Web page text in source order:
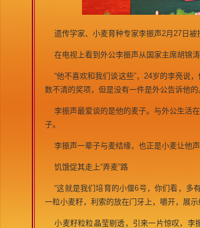
遗传学家、小麦育种专家李振声2月27日
在电视上看到外公李振声从国家主席胡锦
“他不喜欢和我们谈这些”，24岁的李亮说
数不清的奖项，但是没有一件是外公告诉他的
李振声最爱谈的是他的麦子。与外公生活
子。
李振声一辈子与麦结缘，也正是小麦让他声
饥饿促其走上“弄麦”路
“这就是我们培育的小偃6号，你们看，多
一粒小麦籽，利索的放在门牙上，嚼开，展示
小麦籽粒粒晶莹剔透，引来一片惊叹，李